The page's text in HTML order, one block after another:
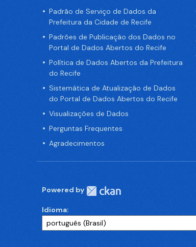
Padrão de Serviço de Dados da
Prefeitura da Cidade de Recife
Padrões de Publicação dos Dados no
Portal de Dados Abertos do Recife
Política de Dados Abertos da Prefeitura
do Recife
Sistemática de Atualização de Dados
do Portal de Dados Abertos do Recife
Visualizações de Dados
Perguntas Frequentes
Agradecimentos
Powered by
Idioma